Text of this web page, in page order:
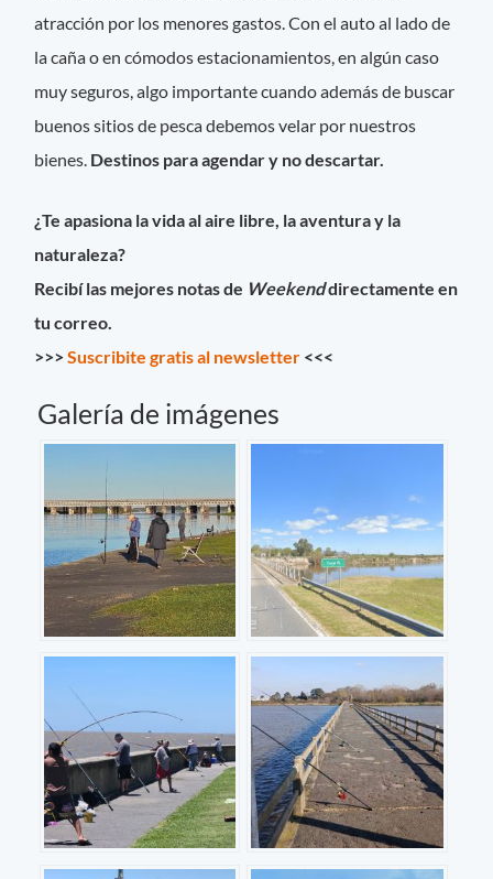
atracción por los menores gastos. Con el auto al lado de
la caña o en cómodos estacionamientos, en algún caso
muy seguros, algo importante cuando además de buscar
buenos sitios de pesca debemos velar por nuestros
bienes. Destinos para agendar y no descartar.
¿Te apasiona la vida al aire libre, la aventura y la
naturaleza?
Recibí las mejores notas de Weekenddirectamente en
tu correo.
>>>Suscribite gratis al newsletter <<<
Galería de imágenes